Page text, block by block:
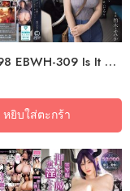
CEN-0798 EBWH-309 Is It Because The Sloppy Big…
หยิบใส่ตะกร้า